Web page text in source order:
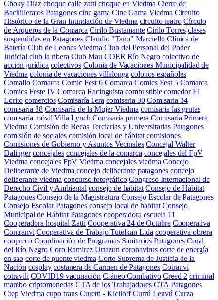
Choky Diaz choque calle zatti choque en Viedma Cierre de
Bachilleratos Patagones cine gama Cine Gama Viedma Circuito
Histórico de la Gran Inundación de Viedma circuito teatro Círculo
de Arqueros de la Comarca Cirilo Bustamante Cirilo Torres clases
suspendidas en Patagones Claudio "Tano" Marciello Clínica de
Batería Club de Leones Viedma Club del Personal del Poder
Judicial club la ribera Club Mau COER Río Negro colectivo de
acción jurídica colectivos Colonia de Vacaciones Municipalidad de
Viedma colonia de vacaciones villalonga colonos españoles
Comallo Comarca Comic Fest 6 Comarca Comics Fest 5 Comarca
Comics Feste IV Comarca Racinguista combustible comedor El
Lorito comercios Comisaría 1era comisaria 30 Comisaria 34
comisaria 38 Comisaría de la Mujer Viedma comisaria las grutas
comisaría móvil Villa Lynch Comisaría primera Comisaria Primera
Viedma Comisión de Becas Terciarias y Universitarias Patagones
comisión de sociales comisión local de hábitat comisiones
Comisiones de Gobierno y Asuntos Vecinales Concejal Walter
Dalinger concejales concejales de la comarca concejales del FpV
Viedma concejales FpV Viedma concejales viedma Concejo
Deliberante de Viedma concejo deliberante patagones concejo
deliberante viedma concurso fotográfico Congreso Internacional de
Derecho Civil y Ambiental consejo de habitat Consejo de Hábitat
Patagones Consejo de la Magistratura Consejo Escolar de Patagones
Consejo Escolar Patagones consejo local de habitat Consejo
Municipal de Hábitat Patagones cooperadora escuela 11
Cooperadora hospital Zatti Cooperativa 24 de Octubre Cooperativa
Contranvi Cooperativa de Trabajo Tutelkan Ltda cooperativa obrera
coopreco Coordinación de Programas Sanitarios Patagones Coral
del Río Negro Coro Ramirez Urtazun coronavirus corte de energía
en sao corte de puente viedma Corte Suprema de Justicia de la
Nación cosplay costanera de Carmen de Patagones Cotranvi
cotravili COVID19 vacunación Cráneo Combativo Creed 2 criminal
mambo criptomonedas CTA de los Trabajadores CTA Patagones
Ctep Viedma cupo trans Curetti - Kiciloff Currú Leuvú Curza